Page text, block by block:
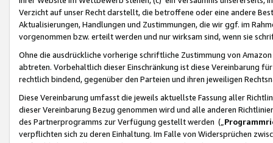
Verzicht auf unser Recht darstellt, die betroffene oder eine andere
Aktualisierungen, Handlungen und Zustimmungen, die wir ggf. im
vorgenommen bzw. erteilt werden und nur wirksam sind, wenn sie
Ohne die ausdrückliche vorherige schriftliche Zustimmung von
abtreten. Vorbehaltlich dieser Einschränkung ist diese Vereinbarung
rechtlich bindend, gegenüber den Parteien und ihren jeweiligen
Diese Vereinbarung umfasst die jeweils aktuellste Fassung aller
dieser Vereinbarung Bezug genommen wird und alle anderen
des Partnerprogramms zur Verfügung gestellt werden („
verpflichten sich zu deren Einhaltung. Im Falle von Widersprüchen